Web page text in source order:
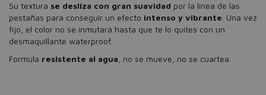
Su textura se desliza con gran suavidad por la línea de las
pestañas para conseguir un efecto intenso y vibrante . Una vez
fijo, el color no se inmutará hasta que te lo quites con un
desmaquillante waterproof.
Formula resistente al agua , no se mueve, no se cuartea.